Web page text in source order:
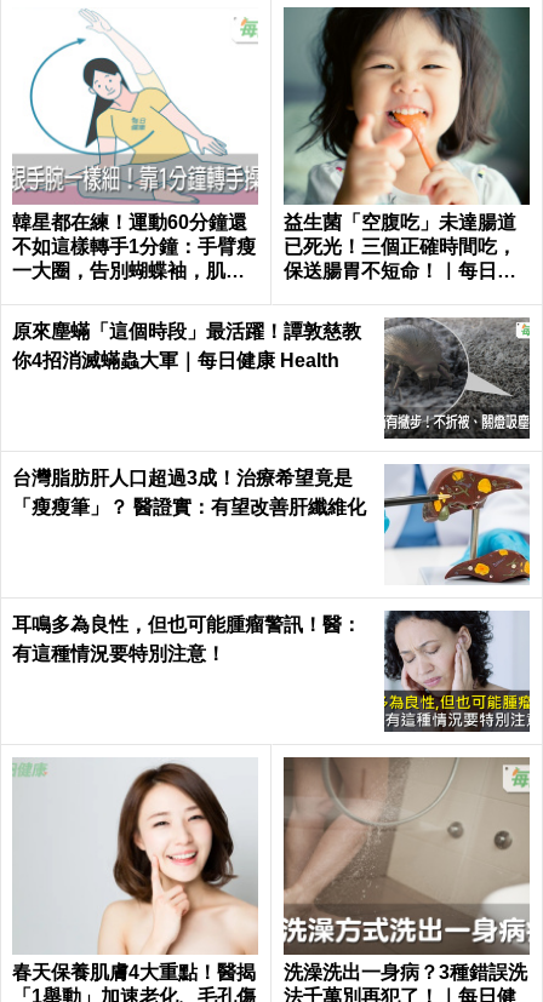
韓星都在練！運動60分鐘還
不如這樣轉手1分鐘：手臂瘦
一大圈，告別蝴蝶袖，肌肉
益生菌「空腹吃」未達腸道
已死光！三個正確時間吃，
保送腸胃不短命！｜每日健
原來塵蟎「這個時段」最活躍！譚敦慈教
你4招消滅蟎蟲大軍｜每日健康 Health
台灣脂肪肝人口超過3成！治療希望竟是
「瘦瘦筆」？ 醫證實：有望改善肝纖維化
耳鳴多為良性，但也可能腫瘤警訊！醫：
有這種情況要特別注意！
春天保養肌膚4大重點！醫揭
「1舉動」加速老化、毛孔傷
洗澡洗出一身病？3種錯誤洗
法千萬別再犯了！｜每日健